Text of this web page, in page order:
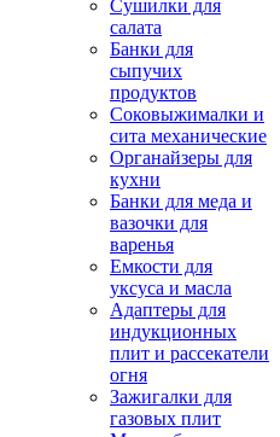
Сушилки для
салата
Банки для
сыпучих
продуктов
Соковыжималки и
сита механические
Органайзеры для
кухни
Банки для меда и
вазочки для
варенья
Емкости для
уксуса и масла
Адаптеры для
индукционных
плит и рассекатели
огня
Зажигалки для
газовых плит